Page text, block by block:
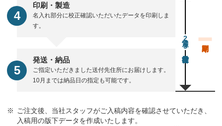
印刷・製造
名入れ部分に校正確認いただいたデータを印刷しま
す。
発送・納品
ご指定いただきました送付先住所にお届けします。
10月までは納品日の指定も可能です。
通常23営業日後出荷
ご注文後、当社スタッフがご入稿内容を確認させていただき、
入稿用の版下データを作成いたします。